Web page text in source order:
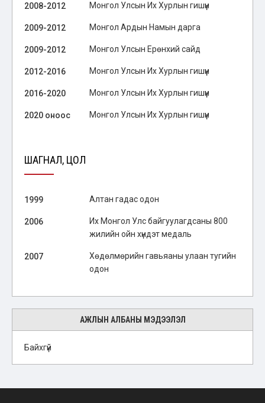
2008-2012 Монгол Улсын Их Хурлын гишүүн
2009-2012 Монгол Ардын Намын дарга
2009-2012 Монгол Улсын Ерөнхий сайд
2012-2016 Монгол Улсын Их Хурлын гишүүн
2016-2020 Монгол Улсын Их Хурлын гишүүн
2020 оноос Монгол Улсын Их Хурлын гишүүн
ШАГНАЛ, ЦОЛ
1999 Алтан гадас одон
2006
Их Монгол Улс байгуулагдсаны 800
жилийн ойн хүндэт медаль
2007
Хөдөлмөрийн гавьяаны улаан тугийн
одон
АЖЛЫН АЛБАНЫ МЭДЭЭЛЭЛ
Байхгүй